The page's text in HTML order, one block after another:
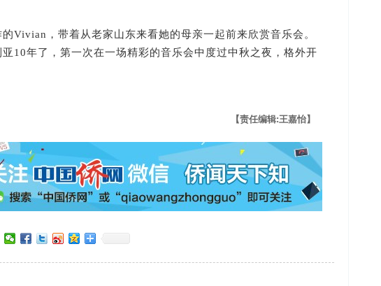
，带着从老家山东来看她的母亲一起前来欣赏音乐会。
10年了，第一次在一场精彩的音乐会中度过中秋之夜，格外开
【责任编辑:王嘉怡】